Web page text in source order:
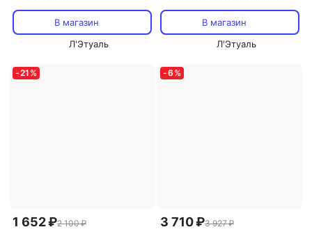
В магазин
Л'Этуаль
В магазин
Л'Этуаль
-21 %
1 652 ₽2 100 ₽
-6 %
3 710 ₽3 927 ₽